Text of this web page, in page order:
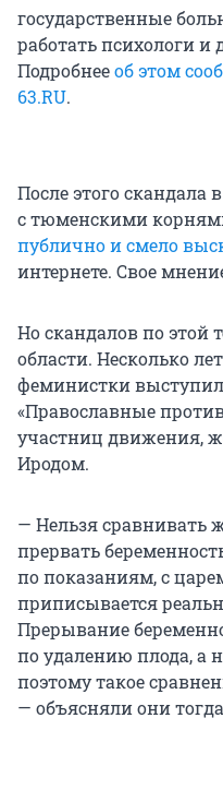
государственные
работать психологи и
Подробнееоб этом
63.RU.
После этого скандала
с тюменскими
публично и смело
интернете. Свое
Но скандалов по этой
области. Несколько
феминистки
«Православные
участниц движения,
Иродом.
— Нельзя сравнивать
прервать
по показаниям, с
приписывается
Прерывание
по удалению плода, а
поэтому такое
— объясняли они